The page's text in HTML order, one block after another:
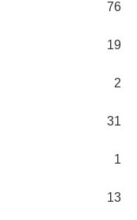
76
19
2
31
1
13